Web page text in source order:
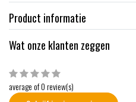
Product informatie
Wat onze klanten zeggen
average of 0 review(s)